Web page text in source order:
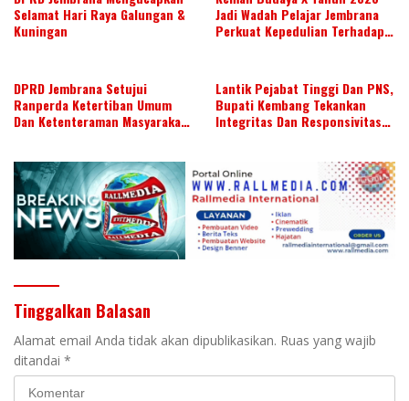
Selamat Hari Raya Galungan &
Kuningan
Jadi Wadah Pelajar Jembrana
Perkuat Kepedulian Terhadap
DPRD Jembrana Setujui
Ranperda Ketertiban Umum
Dan Ketenteraman Masyarakat
Lantik Pejabat Tinggi Dan PNS,
Bupati Kembang Tekankan
Integritas Dan Responsivitas
Tinggalkan Balasan
Alamat email Anda tidak akan dipublikasikan. Ruas yang wajib
ditandai *